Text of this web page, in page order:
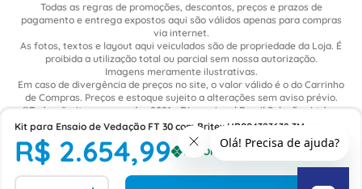
Kit para Ensaio de Vedação FT 30 com Britex HB004323638 3M
R$ 2.654,99
Todas as regras de promoções, descontos, preços e prazos de
pagamento e entrega expostos aqui são válidos apenas para compras
via internet.
As fotos, textos e layout aqui veiculados são de propriedade da Loja. É
proibida a utilização total ou parcial sem nossa autorização.
Imagens meramente ilustrativas.
Em caso de divergência de preços no site, o valor válido é o do Carrinho
de Compras. Preços e estoque sujeito a alterações sem aviso prévio.
©Todos direitos reservados 2021 - Dimensional Brasil Soluções Ltda. -
CNPJ: 06.913.480/0015-63 - Avenida Armando Ragonha, 190 - Bairro
Village Limeira. Pavilhão Sítio São João - Limeira - SP / CEP: 13.481-316